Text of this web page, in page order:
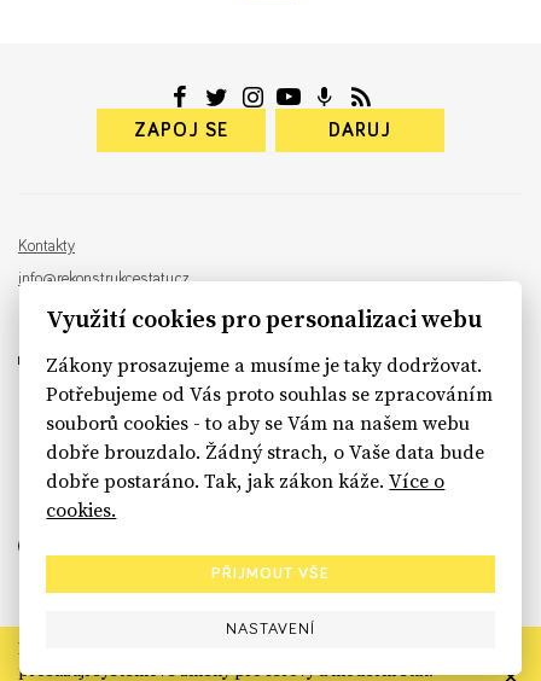
ZAPOJ SE DARUJ
Kontakty
info@rekonstrukcestatu.cz
Návrh a vývoj: Sinfin , ilustrace:
sinfin.digital
Rekonstrukce státu končí. Její členské organizace však dál
prosazují systémové změny pro férový a moderní stát.
Využití cookies pro personalizaci webu
Zákony prosazujeme a musíme je taky dodržovat.
Potřebujeme od Vás proto souhlas se zpracováním
souborů cookies - to aby se Vám na našem webu
dobře brouzdalo. Žádný strach, o Vaše data bude
dobře postaráno. Tak, jak zákon káže.Více o
cookies.
PŘIJMOUT VŠE
NASTAVENÍ